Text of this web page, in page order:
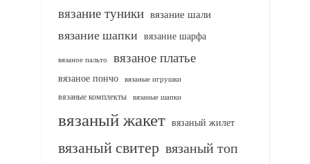
вязание туники вязание шали
вязание шапки вязание шарфа
вязаное пальто вязаное платье
вязаное пончо вязаные игрушки
вязаные комплекты
вязаные шапки
вязаный жакет вязаный жилет
вязаный свитер вязаный топ